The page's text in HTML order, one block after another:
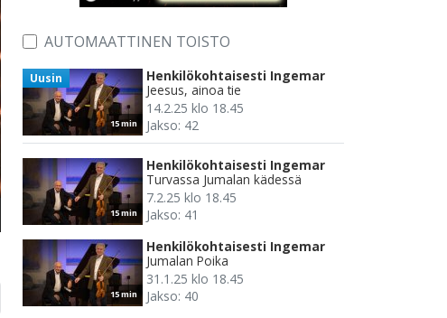
AUTOMAATTINEN TOISTO
15 min
Uusin
Henkilökohtaisesti Ingemar
Jeesus, ainoa tie
14.2.25 klo 18.45
Jakso: 42
15 min
Henkilökohtaisesti Ingemar
Turvassa Jumalan kädessä
7.2.25 klo 18.45
Jakso: 41
15 min
Henkilökohtaisesti Ingemar
Jumalan Poika
31.1.25 klo 18.45
Jakso: 40